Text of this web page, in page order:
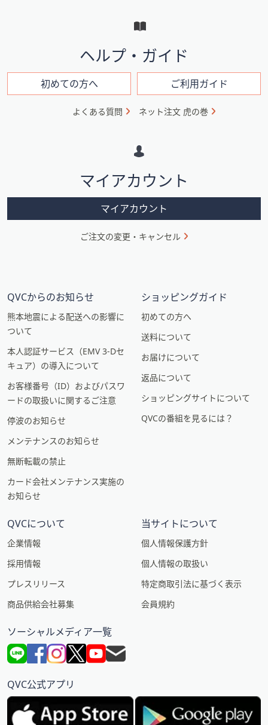
ン
ン
ヘルプ・ガイド
初めての方へ ご利用ガイド
よくある質問 ネット注文 虎の巻
マイアカウント
マイアカウント
ご注文の変更・キャンセル
QVCからのお知らせ
熊本地震による配送への影響に
ついて
本人認証サービス（EMV 3-Dセ
キュア）の導入について
お客様番号（ID）およびパスワ
ードの取扱いに関するご注意
停波のお知らせ
メンテナンスのお知らせ
無断転載の禁止
カード会社メンテナンス実施の
お知らせ
ショッピングガイド
初めての方へ
送料について
お届けについて
返品について
ショッピングサイトについて
QVCの番組を見るには？
QVCについて
企業情報
採用情報
プレスリリース
商品供給会社募集
当サイトについて
個人情報保護方針
個人情報の取扱い
特定商取引法に基づく表示
会員規約
ソーシャルメディア一覧
QVC公式アプリ